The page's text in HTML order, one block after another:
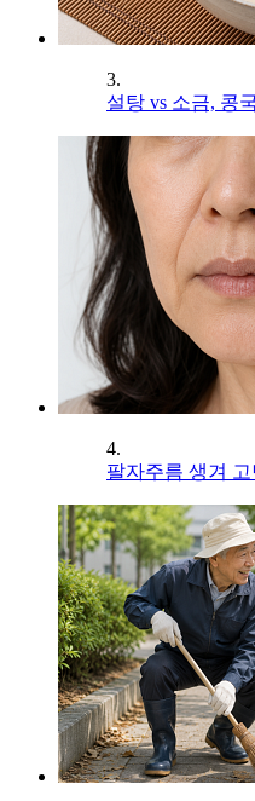
3.
설탕 vs 소금, 콩
4.
팔자주름 생겨